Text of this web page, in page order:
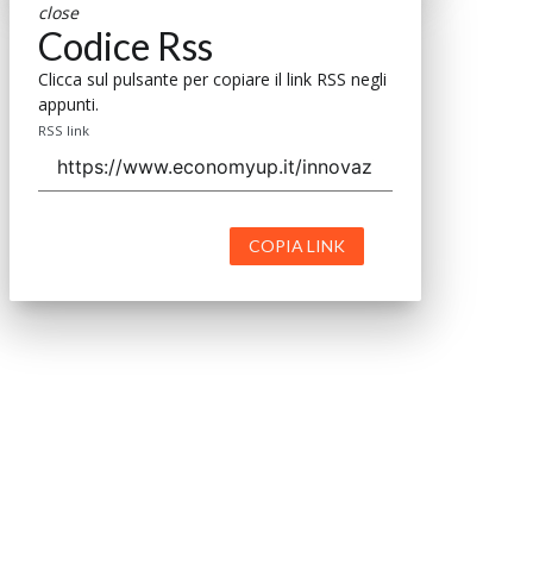
close
Codice Rss
Clicca sul pulsante per copiare il link RSS negli
appunti.
RSS link
COPIA LINK